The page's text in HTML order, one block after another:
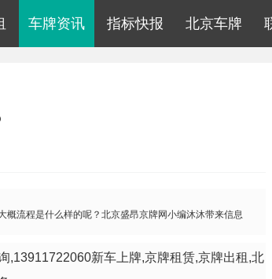
车牌资讯 指标快报 北京车牌
流程是什么样的呢？北京盛昂京牌网小编沐沐带来信息
,13911722060新车上牌,京牌租赁,京牌出租,北